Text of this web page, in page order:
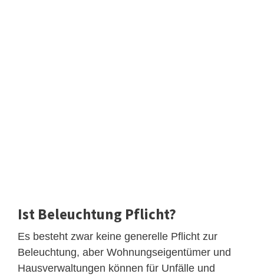
Ist Beleuchtung Pflicht?
Es besteht zwar keine generelle Pflicht zur
Beleuchtung, aber Wohnungseigentümer und
Hausverwaltungen können für Unfälle und